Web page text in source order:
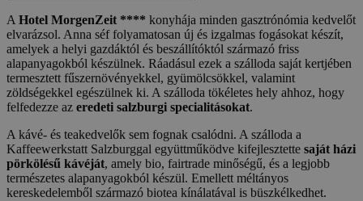
A Hotel MorgenZeit **** konyhája minden gasztrónómia kedvelőt
elvarázsol. Anna séf folyamatosan új és izgalmas fogásokat készít,
amelyek a helyi gazdáktól és beszállítóktól származó friss
alapanyagokból készülnek. Ráadásul ezek a szálloda saját kertjében
termesztett fűszernövényekkel, gyümölcsökkel, valamint
zöldségekkel egészülnek ki. A szálloda tökéletes hely ahhoz, hogy
felfedezze az eredeti salzburgi specialitásokat.
A kávé- és teakedvelők sem fognak csalódni. A szálloda a
Kaffeewerkstatt Salzburggal együttműködve kifejlesztette saját házi
pörkölésű kávéját, amely bio, fairtrade minőségű, és a legjobb
természetes alapanyagokból készül. Emellett méltányos
kereskedelemből származó biotea kínálatával is büszkélkedhet.